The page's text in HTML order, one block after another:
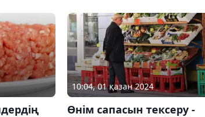
10:04, 01 қазан 2024
Өнім сапасын тексеру -